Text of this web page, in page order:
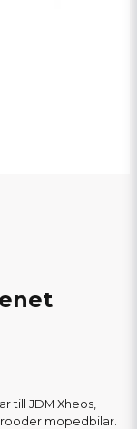
till JDM Xheos,
mopedbilar.